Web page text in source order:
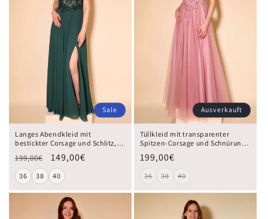
Sale
Langes Abendkleid mit
bestickter Corsage und Schlitz,
199,00€ 149,00€
36 38 40
Ausverkauft
Tüllkleid mit transparenter
Spitzen-Corsage und Schnürung,
199,00€
36 38 40